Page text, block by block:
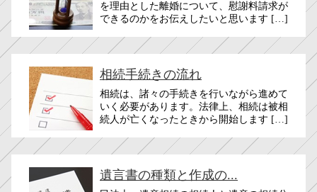
を理由とした離婚について、慰謝料請求が
できるのかをお伝えしたいと思います […]
相続手続きの流れ
相続は、諸々の手続きを行いながら進めて
いく必要があります。法律上、相続は被相
続人が亡くなったときから開始します […]
遺言書の種類と作成の...